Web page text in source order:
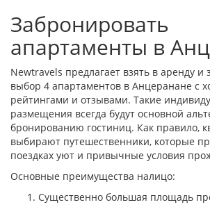
Забронировать
апартаменты в
Newtravels предлагает взять в аренду и
выбор 4 апартаментов в Анцеранане с
рейтингами и отзывами. Такие
размещения всегда будут основной
бронированию гостиниц. Как правило,
выбирают путешественники, которые
поездках уют и привычные условия
Основные преимущества налицо:
Существенно большая площадь